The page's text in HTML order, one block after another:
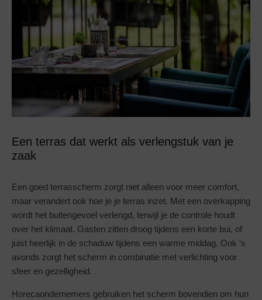
Een terras dat werkt als verlengstuk van je
zaak
Een goed terrasscherm zorgt niet alleen voor meer comfort,
maar verandert ook hoe je je terras inzet. Met een overkapping
wordt het buitengevoel verlengd, terwijl je de controle houdt
over het klimaat. Gasten zitten droog tijdens een korte bui, of
juist heerlijk in de schaduw tijdens een warme middag. Ook ‘s
avonds zorgt het scherm in combinatie met verlichting voor
sfeer en gezelligheid.
Horecaondernemers gebruiken het scherm bovendien om hun